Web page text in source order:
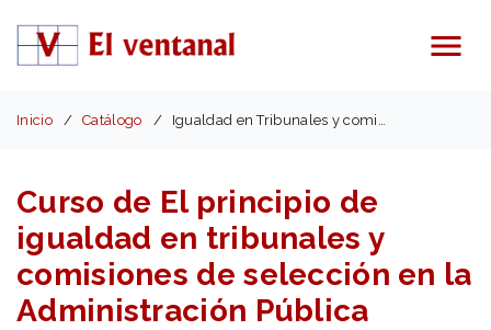
Menú
Inicio Catálogo Igualdad en Tribunales y comisiones selección
Curso de El principio de
igualdad en tribunales y
comisiones de selección en la
Administración Pública